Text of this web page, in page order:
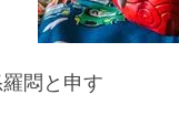
悶と申す